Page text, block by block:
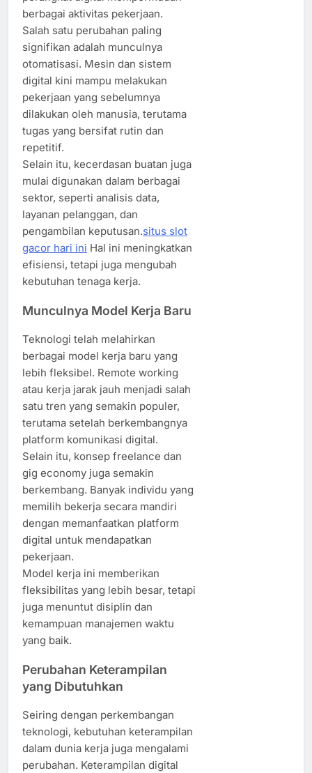
berbagai aktivitas pekerjaan.
Salah satu perubahan paling
signifikan adalah munculnya
otomatisasi. Mesin dan sistem
digital kini mampu melakukan
pekerjaan yang sebelumnya
dilakukan oleh manusia, terutama
tugas yang bersifat rutin dan
repetitif.
Selain itu, kecerdasan buatan juga
mulai digunakan dalam berbagai
sektor, seperti analisis data,
layanan pelanggan, dan
pengambilan keputusan.situs slot
gacor hari ini Hal ini meningkatkan
efisiensi, tetapi juga mengubah
kebutuhan tenaga kerja.
Munculnya Model Kerja Baru
Teknologi telah melahirkan
berbagai model kerja baru yang
lebih fleksibel. Remote working
atau kerja jarak jauh menjadi salah
satu tren yang semakin populer,
terutama setelah berkembangnya
platform komunikasi digital.
Selain itu, konsep freelance dan
gig economy juga semakin
berkembang. Banyak individu yang
memilih bekerja secara mandiri
dengan memanfaatkan platform
digital untuk mendapatkan
pekerjaan.
Model kerja ini memberikan
fleksibilitas yang lebih besar, tetapi
juga menuntut disiplin dan
kemampuan manajemen waktu
yang baik.
Perubahan Keterampilan
yang Dibutuhkan
Seiring dengan perkembangan
teknologi, kebutuhan keterampilan
dalam dunia kerja juga mengalami
perubahan. Keterampilan digital